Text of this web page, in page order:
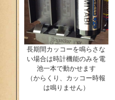
長期間カッコーを鳴らさな
い場合は時計機能のみを電
池一本で動かせます
（からくり、カッコー時報
は鳴りません）